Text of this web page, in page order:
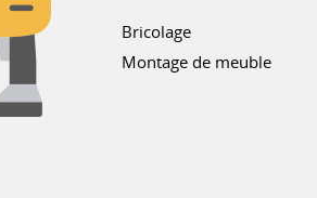
Bricolage
Montage de meuble